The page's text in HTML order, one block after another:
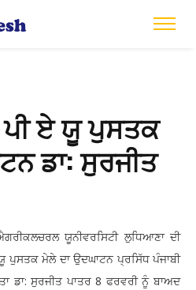
ਏ ਯੂ ਪੁਸਤਕ
ਡਾ: ਸੁਰਜੀਤ
ਯੂਨੀਵਰਸਿਟੀ ਲੁਧਿਆਣਾ ਦੀ
ਪੁਸਤਕ ਮੇਲੇ ਦਾ ਉਦਘਾਟਨ ਪ੍ਰਸਿੱਧ ਪੰਜਾਬੀ
ਡਾ: ਸੁਰਜੀਤ ਪਾਤਰ 8 ਫਰਵਰੀ ਨੂੰ ਬਾਅਦ